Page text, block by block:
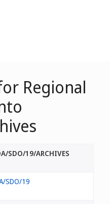
Regional
SDO/19/ARCHIVES
SDO/19